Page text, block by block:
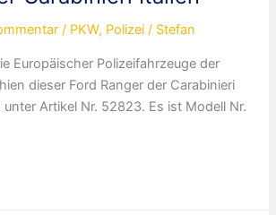
/ PKW, Polizei / Stefan
Europäischer Polizeifahrzeuge der
dieser Ford Ranger der Carabinieri
Artikel Nr. 52823. Es ist Modell Nr.